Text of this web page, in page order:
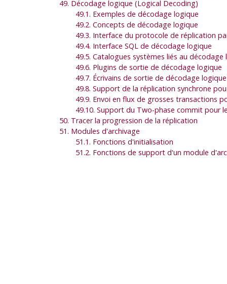
49. Décodage logique (Logical Decoding)
49.1. Exemples de décodage logique
49.2. Concepts de décodage logique
49.3. Interface du protocole de réplication
49.4. Interface SQL de décodage logique
49.5. Catalogues systèmes liés au décodage
49.6. Plugins de sortie de décodage logique
49.7. Écrivains de sortie de décodage logique
49.8. Support de la réplication synchrone
49.9. Envoi en flux de grosses transactions
49.10. Support du Two-phase commit pour
50. Tracer la progression de la réplication
51. Modules d'archivage
51.1. Fonctions d'initialisation
51.2. Fonctions de support d'un module